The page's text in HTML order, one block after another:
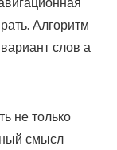
Алгоритм
слов а
не только
смысл